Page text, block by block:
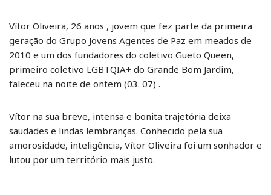
Vítor Oliveira, 26 anos , jovem que fez parte da primeira
geração do Grupo Jovens Agentes de Paz em meados de
2010 e um dos fundadores do coletivo Gueto Queen,
primeiro coletivo LGBTQIA+ do Grande Bom Jardim,
faleceu na noite de ontem (03. 07) .
Vítor na sua breve, intensa e bonita trajetória deixa
saudades e lindas lembranças. Conhecido pela sua
amorosidade, inteligência, Vítor Oliveira foi um sonhador e
lutou por um território mais justo.